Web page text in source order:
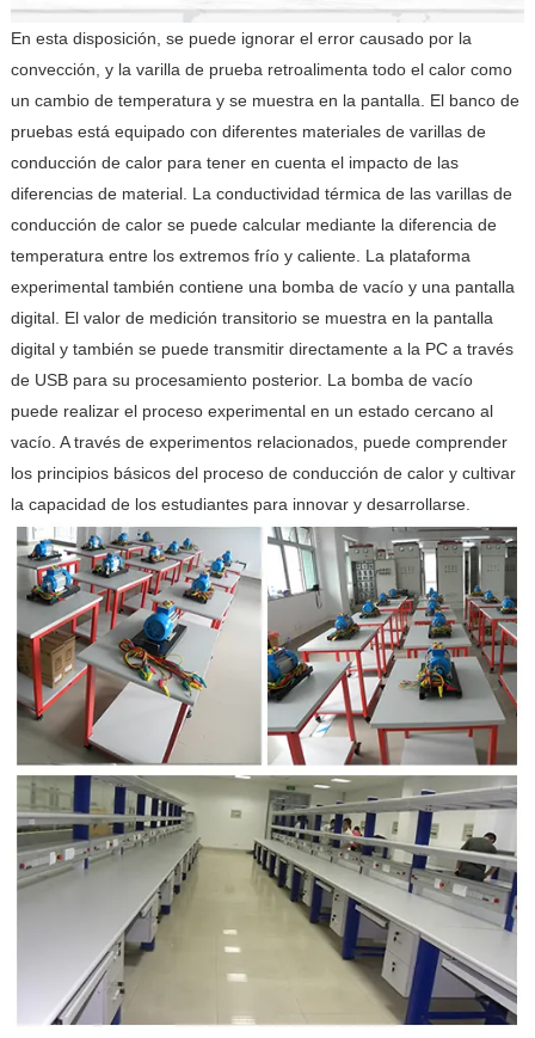
En esta disposición, se puede ignorar el error causado por la
convección, y la varilla de prueba retroalimenta todo el calor como
un cambio de temperatura y se muestra en la pantalla. El banco de
pruebas está equipado con diferentes materiales de varillas de
conducción de calor para tener en cuenta el impacto de las
diferencias de material. La conductividad térmica de las varillas de
conducción de calor se puede calcular mediante la diferencia de
temperatura entre los extremos frío y caliente. La plataforma
experimental también contiene una bomba de vacío y una pantalla
digital. El valor de medición transitorio se muestra en la pantalla
digital y también se puede transmitir directamente a la PC a través
de USB para su procesamiento posterior. La bomba de vacío
puede realizar el proceso experimental en un estado cercano al
vacío. A través de experimentos relacionados, puede comprender
los principios básicos del proceso de conducción de calor y cultivar
la capacidad de los estudiantes para innovar y desarrollarse.